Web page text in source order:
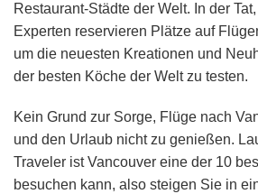
Restaurant-Städte der Welt. In der
Experten reservieren Plätze auf
um die neuesten Kreationen und
der besten Köche der Welt zu testen.
Kein Grund zur Sorge, Flüge nach
und den Urlaub nicht zu genießen.
Traveler ist Vancouver eine der 10
besuchen kann, also steigen Sie in